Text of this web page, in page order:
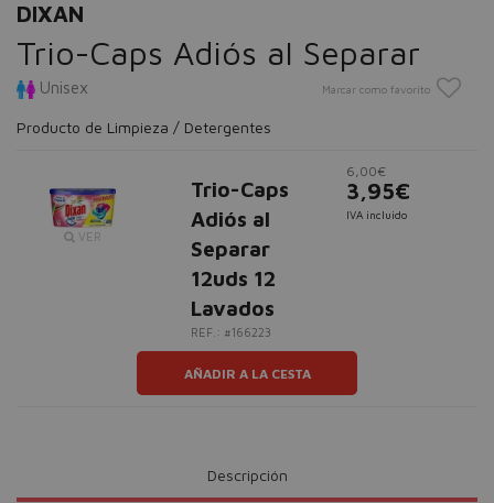
DIXAN
Trio-Caps Adiós al Separar
Unisex Marcar como favorito
Producto de Limpieza / Detergentes
VER
Trio-Caps
Adiós al
Separar
12uds 12
Lavados
REF.: #166223
6,00€
3,95€
IVA incluido
AÑADIR A LA CESTA
Descripción